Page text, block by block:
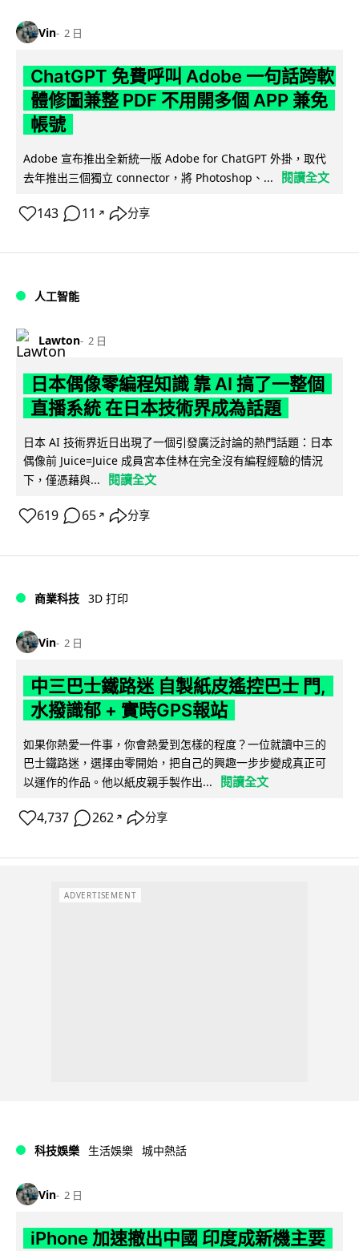
Vin 2 日
ChatGPT 免費呼叫 Adobe 一句話跨軟
體修圖兼整 PDF 不用開多個 APP 兼免
帳號
Adobe 宣布推出全新統一版 Adobe for ChatGPT 外掛，取代
去年推出三個獨立 connector，將 Photoshop、...
閱讀全文
143 11 ↗ 分享
人工智能
Lawton 2 日
日本偶像零編程知識 靠 AI 搞了一整個
直播系統 在日本技術界成為話題
日本 AI 技術界近日出現了一個引發廣泛討論的熱門話題：日本
偶像前 Juice=Juice 成員宮本佳林在完全沒有編程經驗的情況
下，僅憑藉與...
閱讀全文
619 65 ↗ 分享
商業科技 3D 打印
Vin 2 日
中三巴士鐵路迷 自製紙皮遙控巴士 門,
水撥識郁 + 實時GPS報站
如果你熱愛一件事，你會熱愛到怎樣的程度？一位就讀中三的
巴士鐵路迷，選擇由零開始，把自己的興趣一步步變成真正可
以運作的作品。他以紙皮親手製作出...
閱讀全文
4,737 262 ↗ 分享
ADVERTISEMENT
科技娛樂 生活娛樂 城中熱話
Vin 2 日
iPhone 加速撤出中國 印度成新機主要